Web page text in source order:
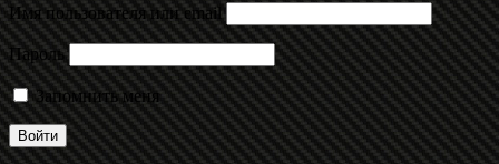
Имя пользователя или email
Пароль
Запомнить меня